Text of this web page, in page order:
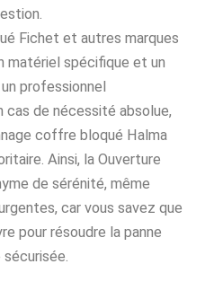
Fichet et autres marques
matériel spécifique et un
professionnel
cas de nécessité absolue,
coffre bloqué Halma
Ainsi, la Ouverture
de sérénité, même
car vous savez que
pour résoudre la panne